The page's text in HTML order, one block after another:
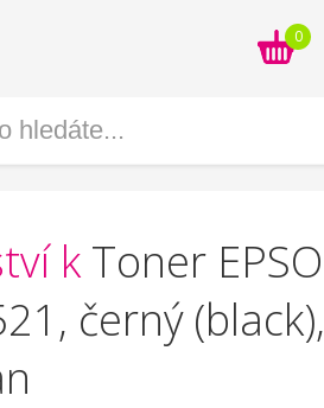
0
k Toner
černý (black),